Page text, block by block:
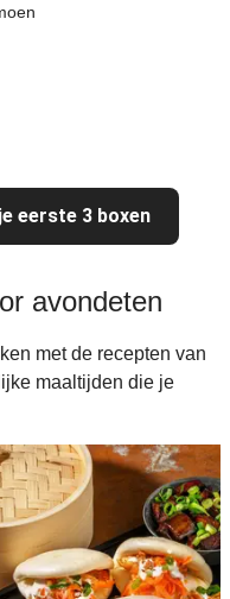
eerste 3 boxen
avondeten
met de recepten van
maaltijden die je